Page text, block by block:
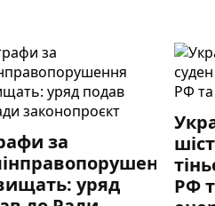
за
уряд
РФ